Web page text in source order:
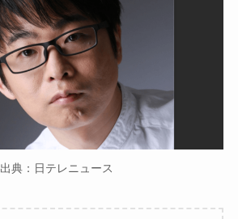
出典：日テレニュース